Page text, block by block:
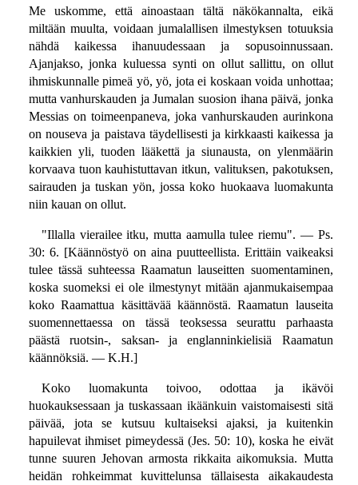
Me uskomme, että ainoastaan tältä näkökannalta, eikä
miltään muulta, voidaan jumalallisen ilmestyksen totuuksia
nähdä kaikessa ihanuudessaan ja sopusoinnussaan.
Ajanjakso, jonka kuluessa synti on ollut sallittu, on ollut
ihmiskunnalle pimeä yö, yö, jota ei koskaan voida unhottaa;
mutta vanhurskauden ja Jumalan suosion ihana päivä, jonka
Messias on toimeenpaneva, joka vanhurskauden aurinkona
on nouseva ja paistava täydellisesti ja kirkkaasti kaikessa ja
kaikkien yli, tuoden lääkettä ja siunausta, on ylenmäärin
korvaava tuon kauhistuttavan itkun, valituksen, pakotuksen,
sairauden ja tuskan yön, jossa koko huokaava luomakunta
niin kauan on ollut.
"Illalla vierailee itku, mutta aamulla tulee riemu". — Ps.
30: 6. [Käännöstyö on aina puutteellista. Erittäin vaikeaksi
tulee tässä suhteessa Raamatun lauseitten suomentaminen,
koska suomeksi ei ole ilmestynyt mitään ajanmukaisempaa
koko Raamattua käsittävää käännöstä. Raamatun lauseita
suomennettaessa on tässä teoksessa seurattu parhaasta
päästä ruotsin-, saksan- ja englanninkielisiä Raamatun
käännöksiä. — K.H.]
Koko luomakunta toivoo, odottaa ja ikävöi
huokauksessaan ja tuskassaan ikäänkuin vaistomaisesti sitä
päivää, jota se kutsuu kultaiseksi ajaksi, ja kuitenkin
hapuilevat ihmiset pimeydessä (Jes. 50: 10), koska he eivät
tunne suuren Jehovan armosta rikkaita aikomuksia. Mutta
heidän rohkeimmat kuvittelunsa tällaisesta aikakaudesta